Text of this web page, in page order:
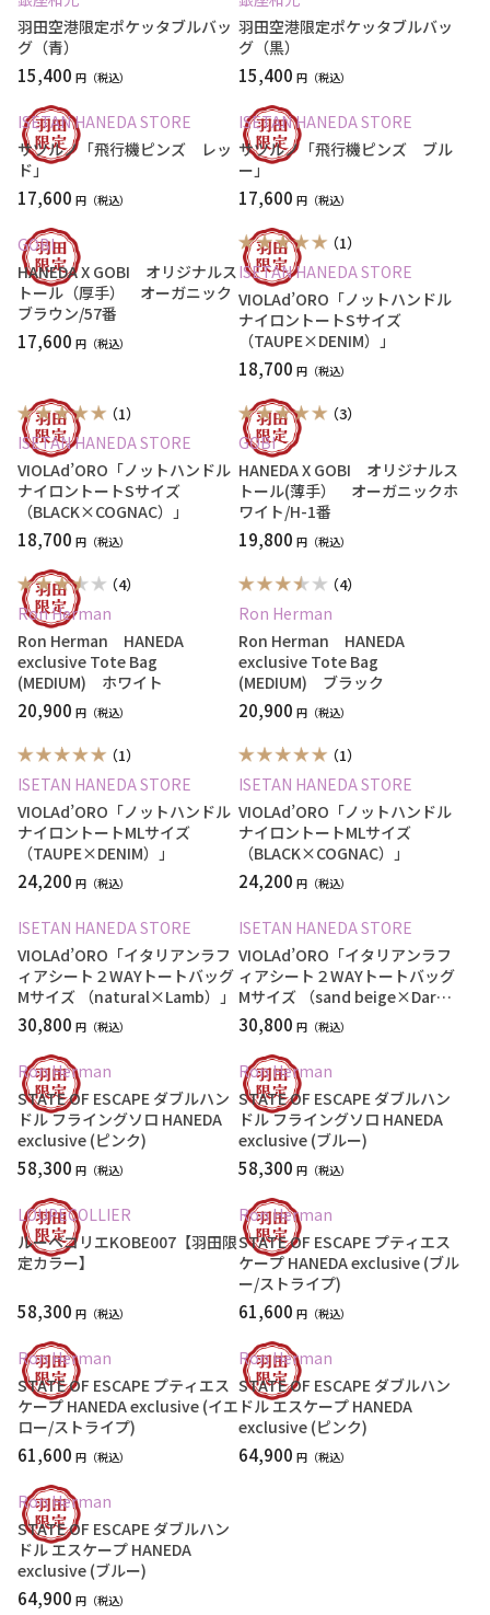
羽田空港限定ポケッタブルバッ
グ（青）
15,400 円
羽田空港限定ポケッタブルバッ
グ（黒）
15,400 円
ISETAN HANEDA STORE
サツルノ「飛行機ピンズ レッ
ド」
17,600 円
ISETAN HANEDA STORE
サツルノ「飛行機ピンズ ブル
ー」
17,600 円
GOBI
HANEDA X GOBI オリジナルス
トール（厚手） オーガニック
ブラウン/57番
17,600 円
（1）
ISETAN HANEDA STORE
VIOLAd’ORO「ノットハンドル
ナイロントートSサイズ
（TAUPE×DENIM）」
18,700 円
（1）
ISETAN HANEDA STORE
VIOLAd’ORO「ノットハンドル
ナイロントートSサイズ
（BLACK×COGNAC）」
18,700 円
（3）
GOBI
HANEDA X GOBI オリジナルス
トール(薄手） オーガニックホ
ワイト/H-1番
19,800 円
（4）
Ron Herman
Ron Herman HANEDA
exclusive Tote Bag
(MEDIUM) ホワイト
20,900 円
（4）
Ron Herman
Ron Herman HANEDA
exclusive Tote Bag
(MEDIUM) ブラック
20,900 円
（1）
ISETAN HANEDA STORE
VIOLAd’ORO「ノットハンドル
ナイロントートMLサイズ
（TAUPE×DENIM）」
24,200 円
（1）
ISETAN HANEDA STORE
VIOLAd’ORO「ノットハンドル
ナイロントートMLサイズ
（BLACK×COGNAC）」
24,200 円
ISETAN HANEDA STORE
VIOLAd’ORO「イタリアンラフ
ィアシート２WAYトートバッグ
Mサイズ （natural×Lamb）」
30,800 円
ISETAN HANEDA STORE
VIOLAd’ORO「イタリアンラフ
ィアシート２WAYトートバッグ
Mサイズ （sand beige×Dark
Brown）」
30,800 円
Ron Herman
STATE OF ESCAPE ダブルハン
ドル フライングソロ HANEDA
exclusive (ピンク)
58,300 円
Ron Herman
STATE OF ESCAPE ダブルハン
ドル フライングソロ HANEDA
exclusive (ブルー)
58,300 円
LOUPECOLLIER
ルーペコリエKOBE007【羽田限
定カラー】
58,300 円
Ron Herman
STATE OF ESCAPE プティエス
ケープ HANEDA exclusive (ブル
ー/ストライプ)
61,600 円
Ron Herman
STATE OF ESCAPE プティエス
ケープ HANEDA exclusive (イエ
ロー/ストライプ)
61,600 円
Ron Herman
STATE OF ESCAPE ダブルハン
ドル エスケープ HANEDA
exclusive (ピンク)
64,900 円
Ron Herman
STATE OF ESCAPE ダブルハン
ドル エスケープ HANEDA
exclusive (ブルー)
64,900 円